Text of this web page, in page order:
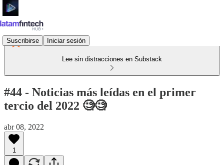
Suscribirse Iniciar sesión
Lee sin distracciones en Substack
#44 - Noticias más leídas en el primer
tercio del 2022 🧐🧐
abr 08, 2022
1